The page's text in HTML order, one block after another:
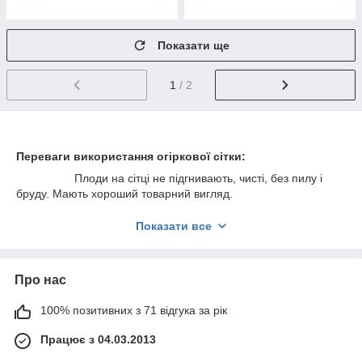
Показати ще
1 / 2
Переваги використання огіркової сітки:
Плоди на сітці не підгнивають, чисті, без пилу і
бруду. Мають хороший товарний вигляд.
простіше і займає менше місця.
Збирати врожай на шпалерної сітки швидко та
зручно: плоди добре проглядаються і за ними не потрібно
нахилятися.
Чтобы установить сетку для огурцов, достаточно несколько
Показати все
Про нас
100% позитивних з 71 відгука за рік
Працює з 04.03.2013